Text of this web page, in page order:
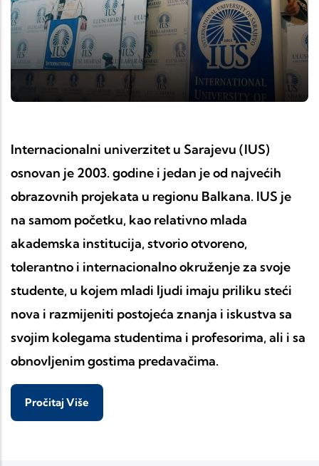
Internacionalni univerzitet u Sarajevu (IUS)
osnovan je 2003. godine i jedan je od najvećih
obrazovnih projekata u regionu Balkana. IUS je
na samom početku, kao relativno mlada
akademska institucija, stvorio otvoreno,
tolerantno i internacionalno okruženje za svoje
studente, u kojem mladi ljudi imaju priliku steći
nova i razmijeniti postojeća znanja i iskustva sa
svojim kolegama studentima i profesorima, ali i sa
obnovljenim gostima predavačima.
Pročitaj Više